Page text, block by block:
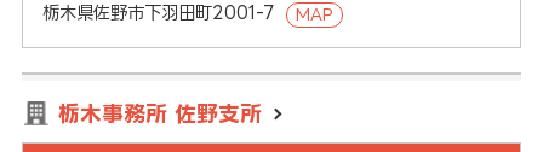
栃木県佐野市下羽田町2001-7
MAP
栃木事務所 佐野支所